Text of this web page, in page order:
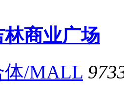
商业广场
体/MALL